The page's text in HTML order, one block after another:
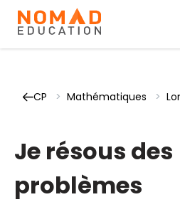
CP > Mathématiques >
Je résous des
problèmes